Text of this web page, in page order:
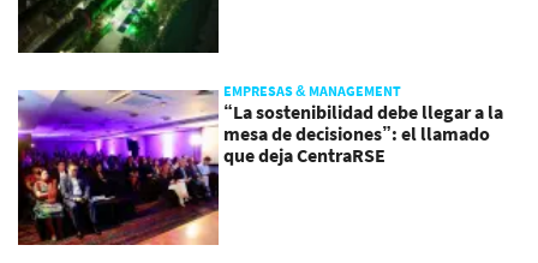
EMPRESAS & MANAGEMENT
“La sostenibilidad debe llegar a la
mesa de decisiones”: el llamado
que deja CentraRSE